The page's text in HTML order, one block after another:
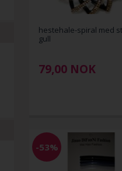
hestehale-spiral med
gull
79,00 NOK
-53%